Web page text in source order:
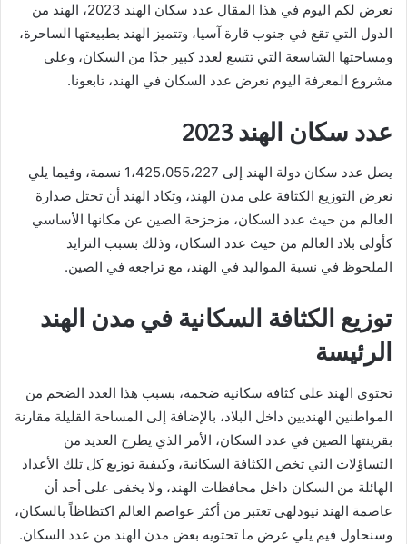
نعرض لكم اليوم في هذا المقال عدد سكان الهند 2023، الهند من
الدول التي تقع في جنوب قارة آسيا، وتتميز الهند بطبيعتها الساحرة،
ومساحتها الشاسعة التي تتسع لعدد كبير جدًا من السكان، وعلى
مشروع المعرفة اليوم نعرض عدد السكان في الهند، تابعونا.
عدد سكان الهند 2023
يصل عدد سكان دولة الهند إلى 1،425،055،227 نسمة، وفيما يلي
نعرض التوزيع الكثافة على مدن الهند، وتكاد الهند أن تحتل صدارة
العالم من حيث عدد السكان، مزحزحة الصين عن مكانها الأساسي
كأولى بلاد العالم من حيث عدد السكان، وذلك بسبب التزايد
الملحوظ في نسبة المواليد في الهند، مع تراجعه في الصين.
توزيع الكثافة السكانية في مدن الهند
الرئيسة
تحتوي الهند على كثافة سكانية ضخمة، بسبب هذا العدد الضخم من
المواطنين الهنديين داخل البلاد، بالإضافة إلى المساحة القليلة مقارنة
بقرينتها الصين في عدد السكان، الأمر الذي يطرح العديد من
التساؤلات التي تخص الكثافة السكانية، وكيفية توزيع كل تلك الأعداد
الهائلة من السكان داخل محافظات الهند، ولا يخفى على أحد أن
عاصمة الهند نيودلهي تعتبر من أكثر عواصم العالم اكتظاظاً بالسكان،
وسنحاول فيم يلي عرض ما تحتويه بعض مدن الهند من عدد السكان.